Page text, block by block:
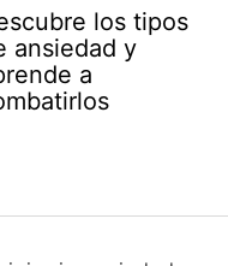
los tipos
ansiedad y
a